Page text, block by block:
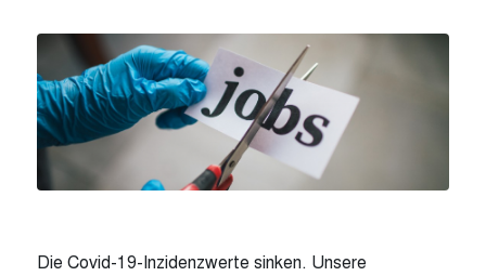
Die Covid-19-Inzidenzwerte sinken. Unsere